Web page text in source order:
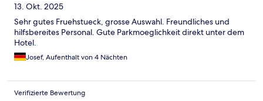
13. Okt. 2025
Sehr gutes Fruehstueck, grosse Auswahl. Freundliches und
hilfsbereites Personal. Gute Parkmoeglichkeit direkt unter dem
Hotel.
Josef, Aufenthalt von 4 Nächten
Verifizierte Bewertung